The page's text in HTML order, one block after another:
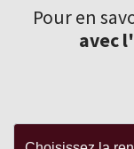
Pour en
avec